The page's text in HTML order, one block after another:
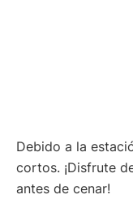
Debido a la
cortos. ¡Disfrute
antes de cenar!